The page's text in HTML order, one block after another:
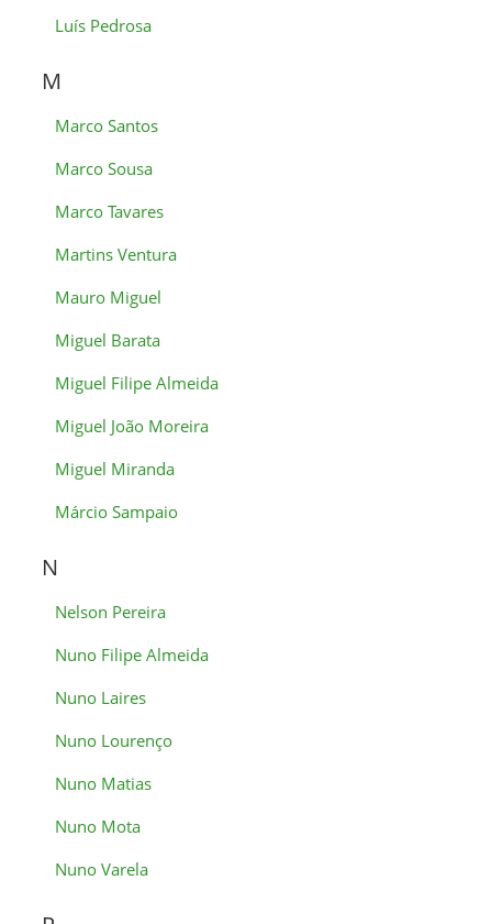
Luís Pedrosa
M
Marco Santos
Marco Sousa
Marco Tavares
Martins Ventura
Mauro Miguel
Miguel Barata
Miguel Filipe Almeida
Miguel João Moreira
Miguel Miranda
Márcio Sampaio
N
Nelson Pereira
Nuno Filipe Almeida
Nuno Laires
Nuno Lourenço
Nuno Matias
Nuno Mota
Nuno Varela